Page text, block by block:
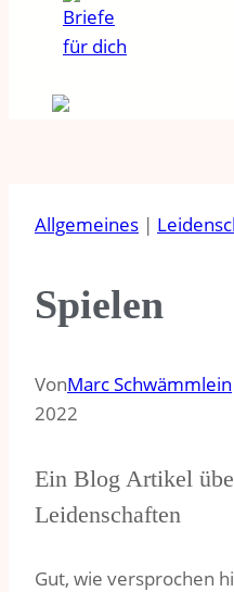
Allgemeines |
Spielen
VonMarc Schwämmlein
2022
Ein Blog Artikel
Leidenschaften
Gut, wie versprochen